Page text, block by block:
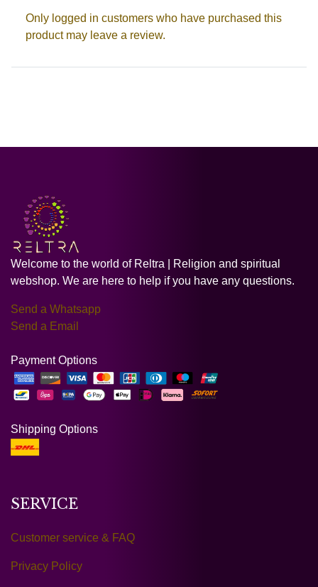
Only logged in customers who have purchased this
product may leave a review.
Welcome to the world of Reltra | Religion and spiritual
webshop. We are here to help if you have any questions.
Send a Whatsapp
Send a Email
Payment Options
Shipping Options
SERVICE
Customer service & FAQ
Privacy Policy